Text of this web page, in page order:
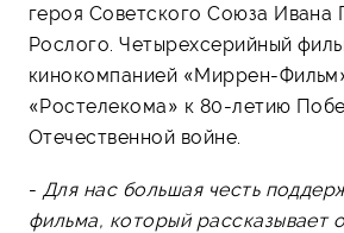
героя Советского Союза Ивана
Рослого. Четырехсерийный
кинокомпанией «Миррен-
«Ростелекома» к 80-летию
Отечественной войне.
- Для нас большая честь
фильма, который рассказывает